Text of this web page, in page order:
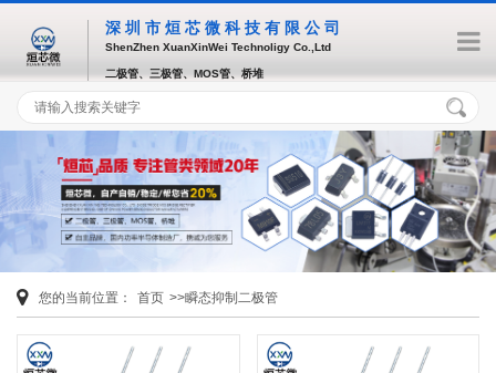
深圳市烜芯微科技有限公司
ShenZhen XuanXinWei Technoligy Co.,Ltd
二极管、三极管、MOS管、桥堆
您的当前位置： 首页 >>瞬态抑制二极管